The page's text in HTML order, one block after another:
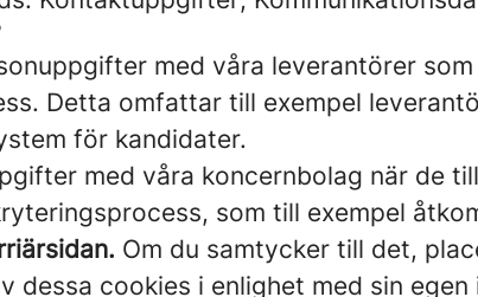
med våra leverantörer
Detta omfattar till exempel
för kandidater.
med våra koncernbolag när de
som till exempel
Om du samtycker till det,
dessa cookies i enlighet med sin